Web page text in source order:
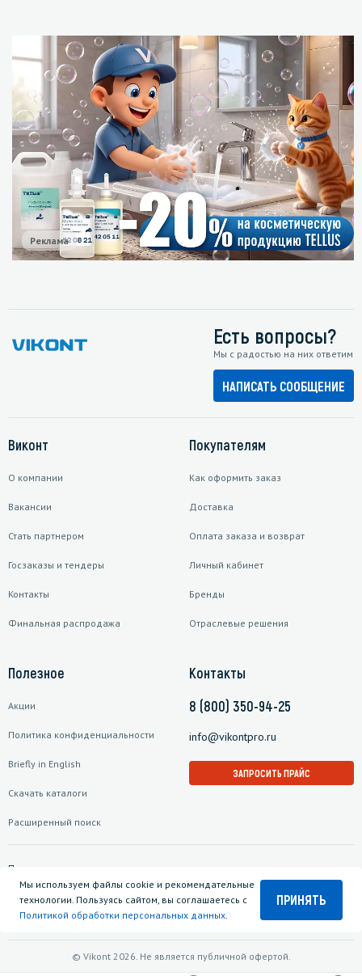
Реклама
Есть вопросы?
Мы с радостью на них ответим
НАПИСАТЬ СООБЩЕНИЕ
Виконт
О компании
Вакансии
Стать партнером
Госзаказы и тендеры
Контакты
Финальная распродажа
Покупателям
Как оформить заказ
Доставка
Оплата заказа и возврат
Личный кабинет
Бренды
Отраслевые решения
Полезное
Акции
Политика конфиденциальности
Briefly in English
Скачать каталоги
Расширенный поиск
Контакты
8 (800) 350-94-25
info@vikontpro.ru
ЗАПРОСИТЬ ПРАЙС
© Vikont 2026. Не является публичной офертой.
Подписаться на рассылку
Мы используем файлы cookie и рекомендательные
технологии. Пользуясь сайтом, вы соглашаетесь с
Политикой обработки персональных данных.
ПРИНЯТЬ